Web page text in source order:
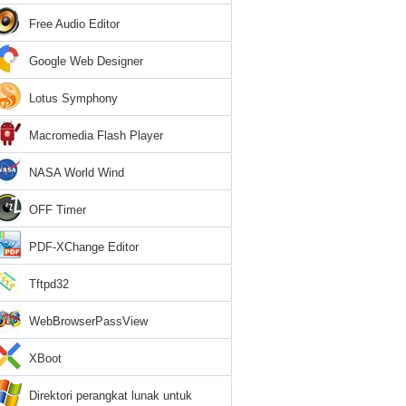
Free Audio Editor
Google Web Designer
Lotus Symphony
Macromedia Flash Player
NASA World Wind
OFF Timer
PDF-XChange Editor
Tftpd32
WebBrowserPassView
XBoot
Direktori perangkat lunak untuk